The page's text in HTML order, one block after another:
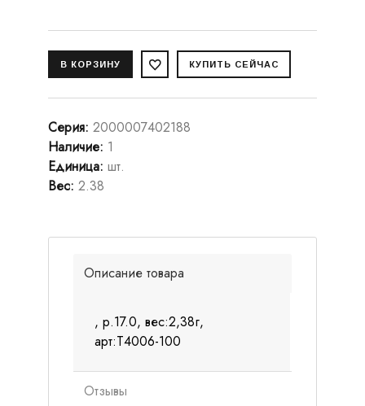
Серия: 2000007402188
Наличие: 1
Единица: шт.
Вес: 2.38
Описание товара
, р.17.0, вес:2,38г,
арт:Т4006-100
Отзывы